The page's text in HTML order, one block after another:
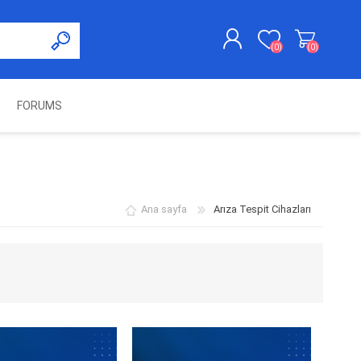
(0) (0)
FORUMS
Ana sayfa Arıza Tespit Cihazları